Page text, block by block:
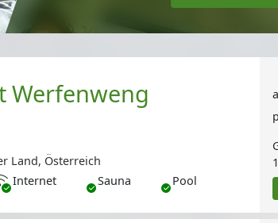
Werfenweng
Land, Österreich
Internet Sauna Pool